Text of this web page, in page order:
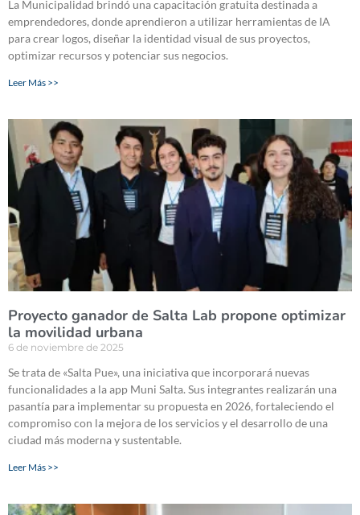
La Municipalidad brindó una capacitación gratuita destinada a
emprendedores, donde aprendieron a utilizar herramientas de IA
para crear logos, diseñar la identidad visual de sus proyectos,
optimizar recursos y potenciar sus negocios.
Leer Más >>
Proyecto ganador de Salta Lab propone optimizar
la movilidad urbana
6 de noviembre de 2025
Se trata de «Salta Pue», una iniciativa que incorporará nuevas
funcionalidades a la app Muni Salta. Sus integrantes realizarán una
pasantía para implementar su propuesta en 2026, fortaleciendo el
compromiso con la mejora de los servicios y el desarrollo de una
ciudad más moderna y sustentable.
Leer Más >>